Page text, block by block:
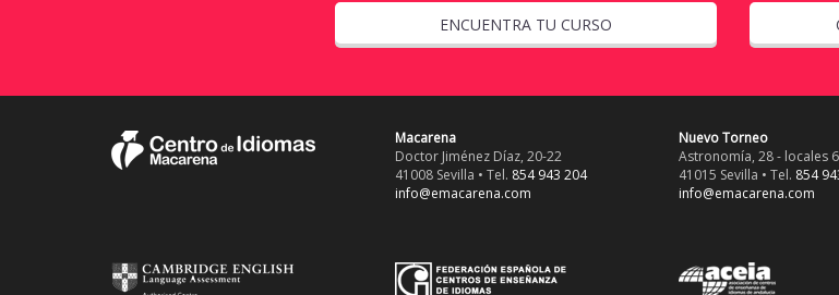
ENCUENTRA TU CURSO
Macarena
Doctor Jiménez Díaz, 20-22
41008 Sevilla • Tel. 854 943 204
info@emacarena.com
Nuevo Torneo
Astronomía, 28 - locales
41015 Sevilla • Tel. 854
info@emacarena.com